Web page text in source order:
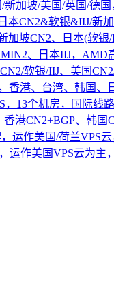
新加坡/美国/英国/德
本CN2&软银&IIJ/新
加坡CN2、日本(软
、日本IIJ，AMD
软银/IIJ、美国
香港、台湾、韩国、
，13个机房，国际线路
香港CN2+BGP、韩
运作美国/荷兰VPS
运作美国VPS云为主